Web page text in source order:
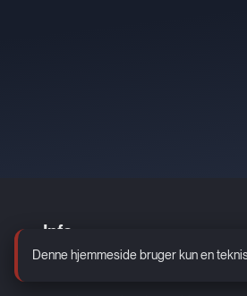
Info
Denne hjemmeside bruger kun en